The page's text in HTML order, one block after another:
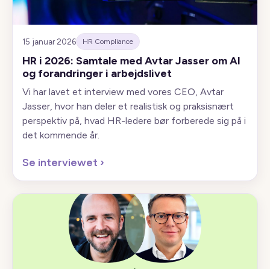
15 januar 2026 HR Compliance
HR i 2026: Samtale med Avtar Jasser om AI
og forandringer i arbejdslivet
Vi har lavet et interview med vores CEO, Avtar
Jasser, hvor han deler et realistisk og praksisnært
perspektiv på, hvad HR-ledere bør forberede sig på i
det kommende år.
Se interviewet ›